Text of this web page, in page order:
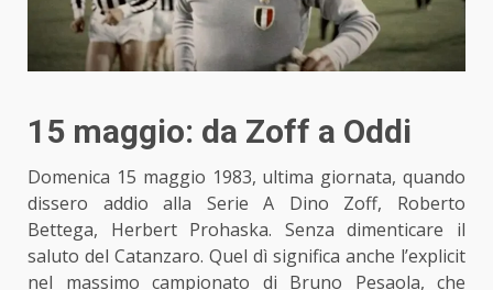
15 maggio: da Zoff a Oddi
Domenica 15 maggio 1983, ultima giornata, quando
dissero addio alla Serie A Dino Zoff, Roberto
Bettega, Herbert Prohaska. Senza dimenticare il
saluto del Catanzaro. Quel dì significa anche l’explicit
nel massimo campionato di Bruno Pesaola, che